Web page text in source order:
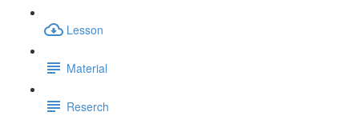
Lesson
Material
Reserch